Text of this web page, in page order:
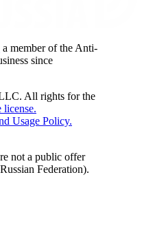
a member of the Anti-
since
All rights for the
license.
Usage Policy.
not a public offer
Federation).